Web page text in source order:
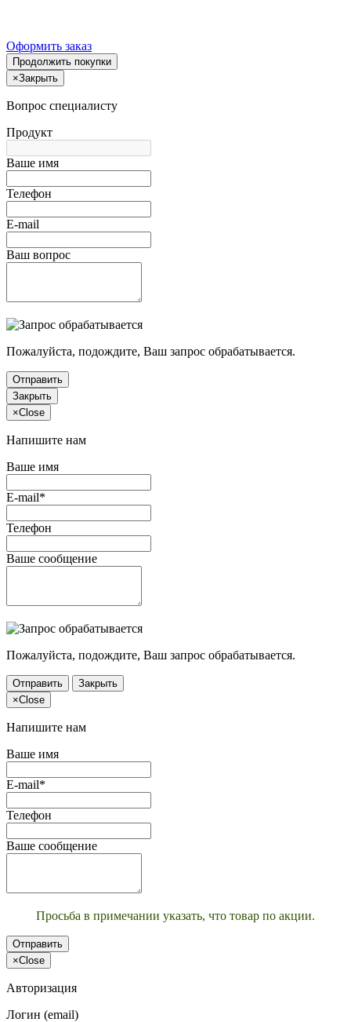
Оформить заказ
Продолжить покупки
×Закрыть
Вопрос специалисту
Продукт
Ваше имя
Телефон
E-mail
Ваш вопрос
Пожалуйста, подождите, Ваш запрос обрабатывается.
Отправить
Закрыть
×Close
Напишите нам
Ваше имя
E-mail*
Телефон
Ваше сообщение
Пожалуйста, подождите, Ваш запрос обрабатывается.
Отправить
Закрыть
×Close
Напишите нам
Ваше имя
E-mail*
Телефон
Ваше сообщение
Просьба в примечании указать, что товар по акции.
Отправить
×Close
Авторизация
Логин (email)